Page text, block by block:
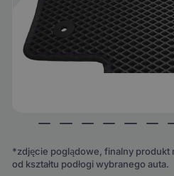
*zdjęcie poglądowe, finalny produkt
od kształtu podłogi wybranego auta.